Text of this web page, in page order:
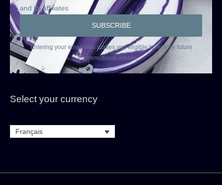
and its affiliates
Entering your email also makes you eligible to receive future
promotional emails.
Select your currency
Français